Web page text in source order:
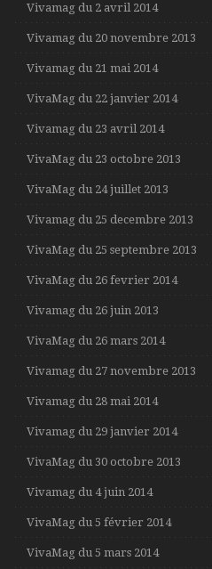
Vivamag du 2 avril 2014
Vivamag du 20 novembre 2013
Vivamag du 21 mai 2014
VivaMag du 22 janvier 2014
Vivamag du 23 avril 2014
VivaMag du 23 octobre 2013
VivaMag du 24 juillet 2013
Vivamag du 25 decembre 2013
VivaMag du 25 septembre 2013
VivaMag du 26 fevrier 2014
Vivamag du 26 juin 2013
VivaMag du 26 mars 2014
Vivamag du 27 novembre 2013
Vivamag du 28 mai 2014
Vivamag du 29 janvier 2014
VivaMag du 30 octobre 2013
Vivamag du 4 juin 2014
VivaMag du 5 février 2014
VivaMag du 5 mars 2014